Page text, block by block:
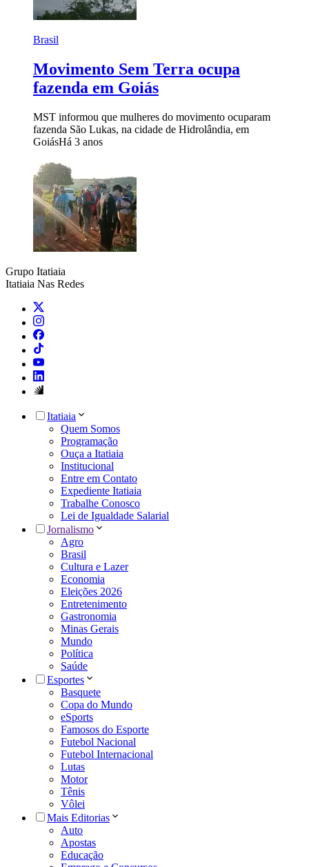
Brasil
Movimento Sem Terra ocupa
fazenda em Goiás
MST informou que mulheres do movimento ocuparam
fazenda São Lukas, na cidade de Hidrolândia, em
GoiásHá 3 anos
Grupo Itatiaia
Itatiaia Nas Redes
Itatiaia
Quem Somos
Programação
Ouça a Itatiaia
Institucional
Entre em Contato
Expediente Itatiaia
Trabalhe Conosco
Lei de Igualdade Salarial
Jornalismo
Agro
Brasil
Cultura e Lazer
Economia
Eleições 2026
Entretenimento
Gastronomia
Minas Gerais
Mundo
Política
Saúde
Esportes
Basquete
Copa do Mundo
eSports
Famosos do Esporte
Futebol Nacional
Futebol Internacional
Lutas
Motor
Tênis
Vôlei
Mais Editorias
Auto
Apostas
Educação